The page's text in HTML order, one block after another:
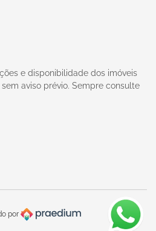
e disponibilidade dos imóveis
aviso prévio. Sempre consulte
por